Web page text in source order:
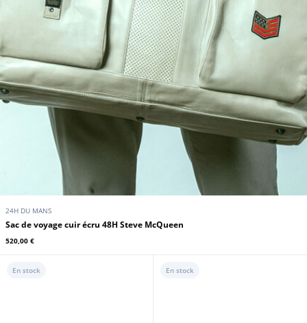
24H DU MANS
Sac de voyage cuir écru 48H Steve McQueen
520,00 €
En stock En stock